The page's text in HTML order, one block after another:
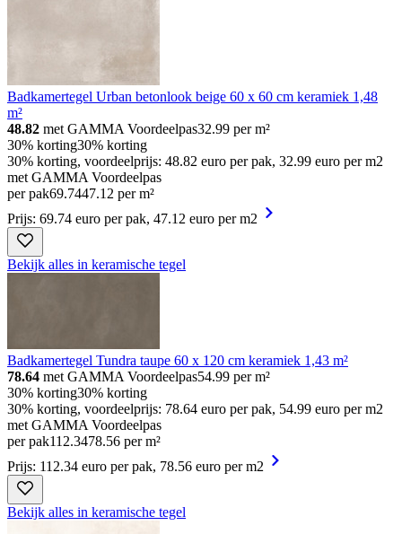
Badkamertegel Urban betonlook beige 60 x 60 cm keramiek 1,48
m²
48.82 met GAMMA Voordeelpas32.99 per m²
30% korting30% korting
30% korting, voordeelprijs: 48.82 euro per pak, 32.99 euro per m2
met GAMMA Voordeelpas
per pak69.7447.12 per m²
Prijs: 69.74 euro per pak, 47.12 euro per m2
Bekijk alles in keramische tegel
Badkamertegel Tundra taupe 60 x 120 cm keramiek 1,43 m²
78.64 met GAMMA Voordeelpas54.99 per m²
30% korting30% korting
30% korting, voordeelprijs: 78.64 euro per pak, 54.99 euro per m2
met GAMMA Voordeelpas
per pak112.3478.56 per m²
Prijs: 112.34 euro per pak, 78.56 euro per m2
Bekijk alles in keramische tegel